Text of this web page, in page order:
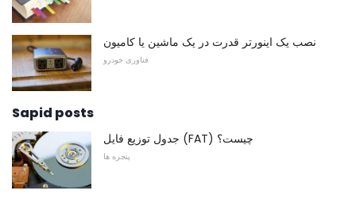
نصب یک اینورتر قدرت در یک ماشین یا کامیون
فناوری خودرو
Sapid posts
جدول توزیع فایل (FAT) چیست؟
پنجره ها